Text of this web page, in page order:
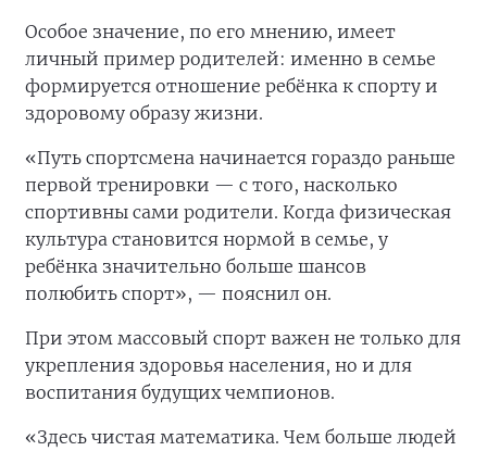
Особое значение, по его мнению, имеет
личный пример родителей: именно в семье
формируется отношение ребёнка к спорту и
здоровому образу жизни.
«Путь спортсмена начинается гораздо раньше
первой тренировки — с того, насколько
спортивны сами родители. Когда физическая
культура становится нормой в семье, у
ребёнка значительно больше шансов
полюбить спорт», — пояснил он.
При этом массовый спорт важен не только для
укрепления здоровья населения, но и для
воспитания будущих чемпионов.
«Здесь чистая математика. Чем больше людей